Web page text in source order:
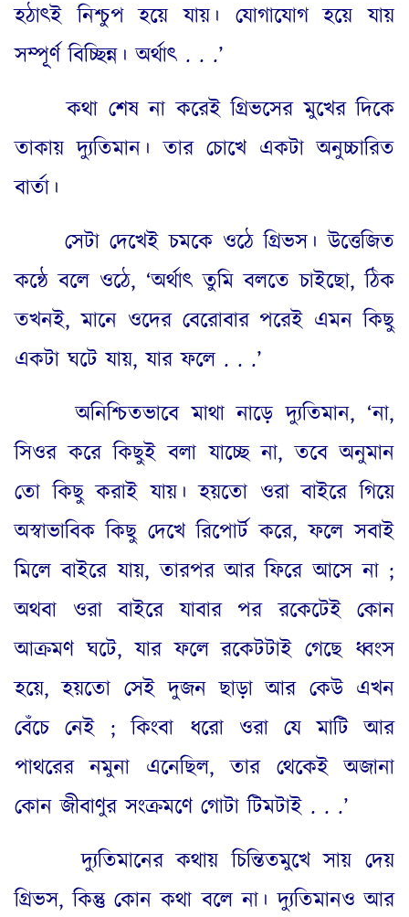
হঠাৎই নিশ্চুপ হয়ে যায় । যোগাযোগ হয়ে যায়
সম্পূর্ণ বিচ্ছিন্ন । অর্থাৎ . . .’
কথা শেষ না করেই গ্রিভসের মুখের দিকে
তাকায় দ্যুতিমান । তার চোখে একটা অনুচ্চারিত
বার্তা ।
সেটা দেখেই চমকে ওঠে গ্রিভস । উত্তেজিত
কন্ঠে বলে ওঠে, ‘অর্থাৎ তুমি বলতে চাইছো,ঠিক
তখনই,মানে ওদের বেরোবার পরেই এমন কিছু
একটা ঘটে যায়,যার ফলে . . .’
অনিশ্চিতভাবে মাথা নাড়ে দ্যুতিমান, ‘না,
সিওর করে কিছুই বলা যাচ্ছে না,তবে অনুমান
তো কিছু করাই যায়।হয়তো ওরা বাইরে গিয়ে
অস্বাভাবিক কিছু দেখে রিপোর্ট করে,ফলে সবাই
মিলে বাইরে যায়,তারপর আর ফিরে আসে না ;
অথবা ওরা বাইরে যাবার পর রকেটেই কোন
আক্রমণ ঘটে,যার ফলে রকেটটাই গেছে ধ্বংস
হয়ে,হয়তো সেই দুজন ছাড়া আর কেউ এখন
বেঁচে নেই ;কিংবা ধরো ওরা যে মাটি আর
পাথরের নমুনা এনেছিল,তার থেকেই অজানা
কোন জীবাণুর সংক্রমণে গোটা টিমটাই . . .’
দ্যুতিমানের কথায় চিন্তিতমুখে সায় দেয়
গ্রিভস,কিন্তু কোন কথা বলে না।দ্যুতিমানও আর